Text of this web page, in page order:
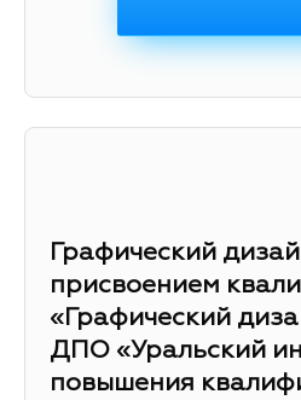
Графический
присвоением
«Графический
ДПО «Уральский
повышения